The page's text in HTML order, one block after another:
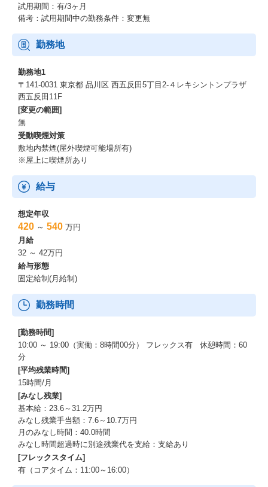
試用期間：有/3ヶ月
備考：試用期間中の勤務条件：変更無
勤務地
勤務地1
〒141-0031 東京都 品川区 西五反田5丁目2‐４レキシントンプラザ
西五反田11F
[変更の範囲]
無
受動喫煙対策
敷地内禁煙(屋外喫煙可能場所有)
※屋上に喫煙所あり
給与
想定年収
420 ～ 540 万円
月給
32 ～ 42万円
給与形態
固定給制(月給制)
勤務時間
[勤務時間]
10:00 ～ 19:00（実働：8時間00分） フレックス有 休憩時間：60
分
[平均残業時間]
15時間/月
[みなし残業]
基本給：23.6～31.2万円
みなし残業手当額：7.6～10.7万円
月のみなし時間：40.0時間
みなし時間超過時に別途残業代を支給：支給あり
[フレックスタイム]
有（コアタイム：11:00～16:00）